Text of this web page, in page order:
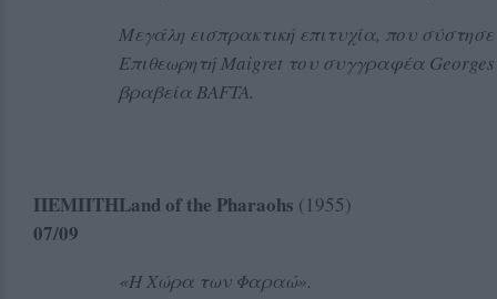
Μεγάλη εισπρακτική επιτυχία, που
ΕπιθεωρητήMaigret του συγγραφέα Georges
βραβεία BAFTA.
ΠΕΜΠΤΗ
07/09
Land of the Pharaohs (1955)
«Η Χώρα των Φαραώ».